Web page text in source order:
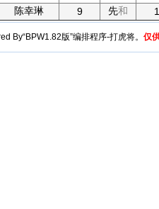
陈幸琳 9 先和 1
By“BPW1.82版”编排程序-打虎将。 仅